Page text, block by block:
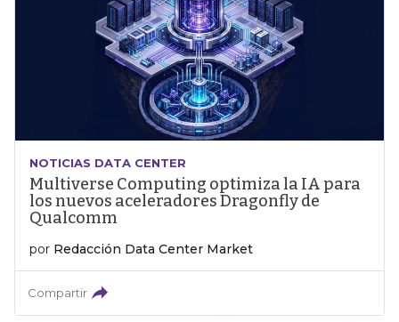
NOTICIAS DATA CENTER
Multiverse Computing optimiza la IA para
los nuevos aceleradores Dragonfly de
Qualcomm
por Redacción Data Center Market
Compartir